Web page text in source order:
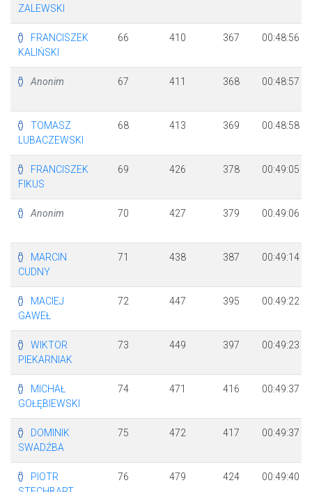
ZALEWSKI
FRANCISZEK
KALIŃSKI
66 410 367 00:48:56
Anonim 67 411 368 00:48:57
TOMASZ
LUBACZEWSKI
68 413 369 00:48:58
FRANCISZEK
FIKUS
69 426 378 00:49:05
Anonim 70 427 379 00:49:06
MARCIN
CUDNY
71 438 387 00:49:14
MACIEJ
GAWEŁ
72 447 395 00:49:22
WIKTOR
PIEKARNIAK
73 449 397 00:49:23
MICHAŁ
GOŁĘBIEWSKI
74 471 416 00:49:37
DOMINIK
SWADŹBA
75 472 417 00:49:37
PIOTR
76 479 424 00:49:40